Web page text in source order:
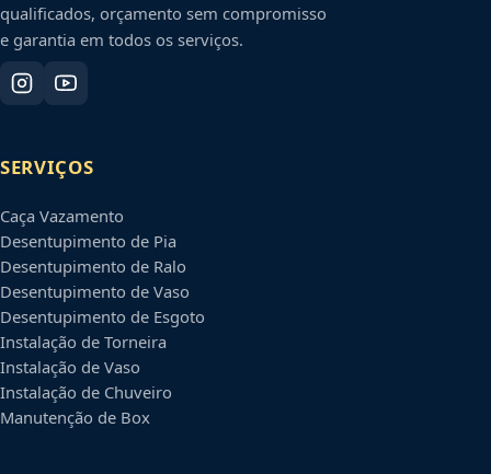
qualificados, orçamento sem compromisso
e garantia em todos os serviços.
SERVIÇOS
Caça Vazamento
Desentupimento de Pia
Desentupimento de Ralo
Desentupimento de Vaso
Desentupimento de Esgoto
Instalação de Torneira
Instalação de Vaso
Instalação de Chuveiro
Manutenção de Box